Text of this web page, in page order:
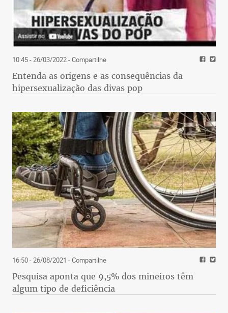
10:45 - 26/03/2022- Compartilhe
Entenda as origens e as consequências da
hipersexualização das divas pop
16:50 - 26/08/2021 - Compartilhe
Pesquisa aponta que 9,5% dos mineiros têm
algum tipo de deficiência